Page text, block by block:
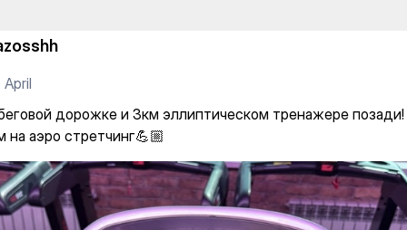
April
дорожке и 3км эллиптическом тренажере позади!
на аэро стретчинг💪🏼